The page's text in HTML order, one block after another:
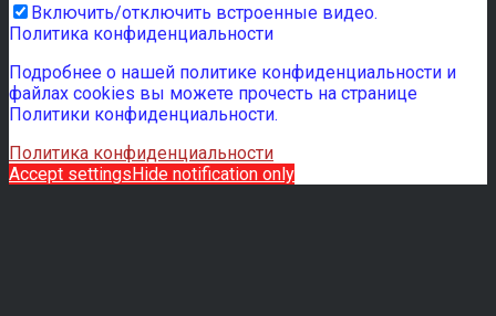
Включить/отключить встроенные видео.
Политика конфиденциальности
Подробнее о нашей политике конфиденциальности и
файлах cookies вы можете прочесть на странице
Политики конфиденциальности.
Политика конфиденциальности
Accept settingsHide notification only